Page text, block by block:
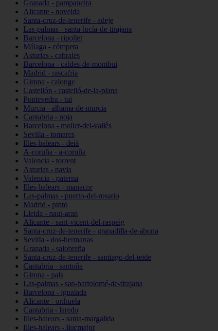
Granada - pampaneira
Alicante - novelda
Santa-cruz-de-tenerife - adeje
Las-palmas - santa-lucía-de-tirajana
Barcelona - ripollet
Málaga - cómpeta
Asturias - cabrales
Barcelona - caldes-de-montbui
Madrid - rascafría
Girona - calonge
Castellón - castelló-de-la-plana
Pontevedra - tui
Murcia - alhama-de-murcia
Cantabria - noja
Barcelona - mollet-del-vallès
Sevilla - tomares
Illes-balears - deià
A-coruña - a-coruña
Valencia - torrent
Asturias - navia
Valencia - paterna
Illes-balears - manacor
Las-palmas - puerto-del-rosario
Madrid - pinto
Lleida - naut-aran
Alicante - sant-vicent-del-raspeig
Santa-cruz-de-tenerife - granadilla-de-abona
Sevilla - dos-hermanas
Granada - salobreña
Santa-cruz-de-tenerife - santiago-del-teide
Cantabria - santoña
Girona - pals
Las-palmas - san-bartolomé-de-tirajana
Barcelona - igualada
Alicante - orihuela
Cantabria - laredo
Illes-balears - santa-margalida
Illes-balears - llucmajor